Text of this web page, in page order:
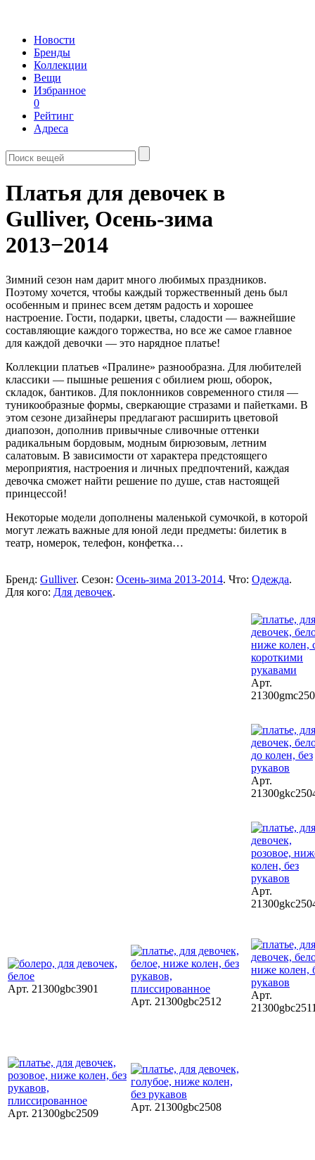
Новости
Бренды
Коллекции
Вещи
Избранное
0
Рейтинг
Адреса
Платья для девочек в
Gulliver, Осень-зима
2013−2014
Зимний сезон нам дарит много любимых праздников.
Поэтому хочется, чтобы каждый торжественный день был
особенным и принес всем детям радость и хорошее
настроение. Гости, подарки, цветы, сладости — важнейшие
составляющие каждого торжества, но все же самое главное
для каждой девочки — это нарядное платье!
Коллекции платьев «Пралине» разнообразна. Для любителей
классики — пышные решения с обилием рюш, оборок,
складок, бантиков. Для поклонников современного стиля —
туникообразные формы, сверкающие стразами и пайетками. В
этом сезоне дизайнеры предлагают расширить цветовой
диапозон, дополнив привычные сливочные оттенки
радикальным бордовым, модным бирюзовым, летним
салатовым. В зависимости от характера предстоящего
мероприятия, настроения и личных предпочтений, каждая
девочка сможет найти решение по душе, став настоящей
принцессой!
Некоторые модели дополнены маленькой сумочкой, в которой
могут лежать важные для юной леди предметы: билетик в
театр, номерок, телефон, конфетка…
Бренд: Gulliver. Сезон: Осень-зима 2013-2014. Что: Одежда.
Для кого: Для девочек.
Арт.
Арт.
Арт.
Арт. 21300gbc3901
Арт. 21300gbc2512
Арт.
Арт. 21300gbc2509
Арт. 21300gbc2508